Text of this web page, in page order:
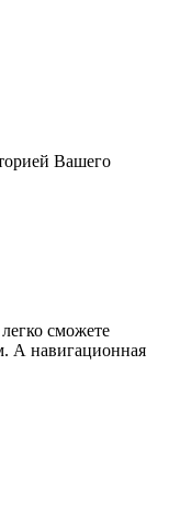
Вашего
сможете
А навигационная